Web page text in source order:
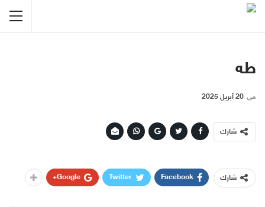
طه
في 20 أبريل 2025
شارك
شارك Facebook
Twitter
Google+